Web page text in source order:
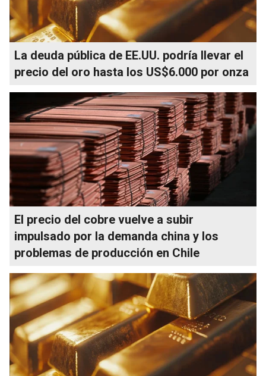
La deuda pública de EE.UU. podría llevar el
precio del oro hasta los US$6.000 por onza
El precio del cobre vuelve a subir
impulsado por la demanda china y los
problemas de producción en Chile